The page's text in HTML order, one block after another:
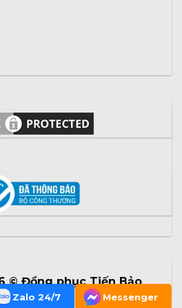
©Đồng phục Tiến Bảo
Zalo 24/7 Messenger